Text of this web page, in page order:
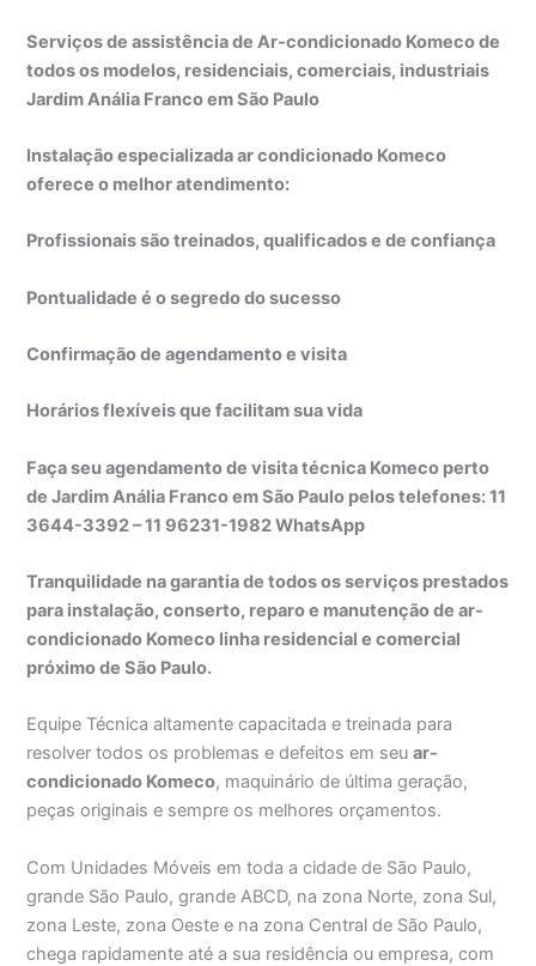
Serviços de assistência de Ar-condicionado Komeco de
todos os modelos, residenciais, comerciais, industriais
Jardim Anália Franco em São Paulo
Instalação especializada ar condicionado Komeco
oferece o melhor atendimento:
Profissionais são treinados, qualificados e de confiança
Pontualidade é o segredo do sucesso
Confirmação de agendamento e visita
Horários flexíveis que facilitam sua vida
Faça seu agendamento de visita técnica Komeco perto
de Jardim Anália Franco em São Paulo pelos telefones: 11
3644-3392 – 11 96231-1982 WhatsApp
Tranquilidade na garantia de todos os serviços prestados
para instalação, conserto, reparo e manutenção de ar-
condicionado Komeco linha residencial e comercial
próximo de São Paulo.
Equipe Técnica altamente capacitada e treinada para
resolver todos os problemas e defeitos em seuar-
condicionado Komeco, maquinário de última geração,
peças originais e sempre os melhores orçamentos.
Com Unidades Móveis em toda a cidade de São Paulo,
grande São Paulo, grande ABCD, na zona Norte, zona Sul,
zona Leste, zona Oeste e na zona Central de São Paulo,
chega rapidamente até a sua residência ou empresa, com